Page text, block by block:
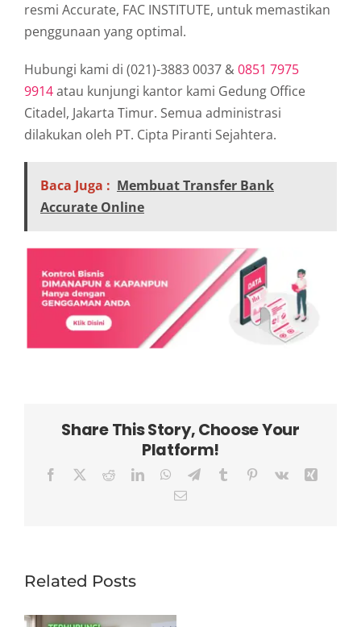
resmi Accurate, FAC INSTITUTE, untuk memastikan
penggunaan yang optimal.
Hubungi kami di (021)-3883 0037 &0851 7975
9914atau kunjungi kantor kami Gedung Office
Citadel, Jakarta Timur. Semua administrasi
dilakukan oleh PT. Cipta Piranti Sejahtera.
Baca Juga : Membuat Transfer Bank
Accurate Online
Share This Story, Choose Your
Platform!
Facebook RedditLinkedInWhatsApp
TelegramTumblr Pinterest
Vk
Xing
Email
Related Posts